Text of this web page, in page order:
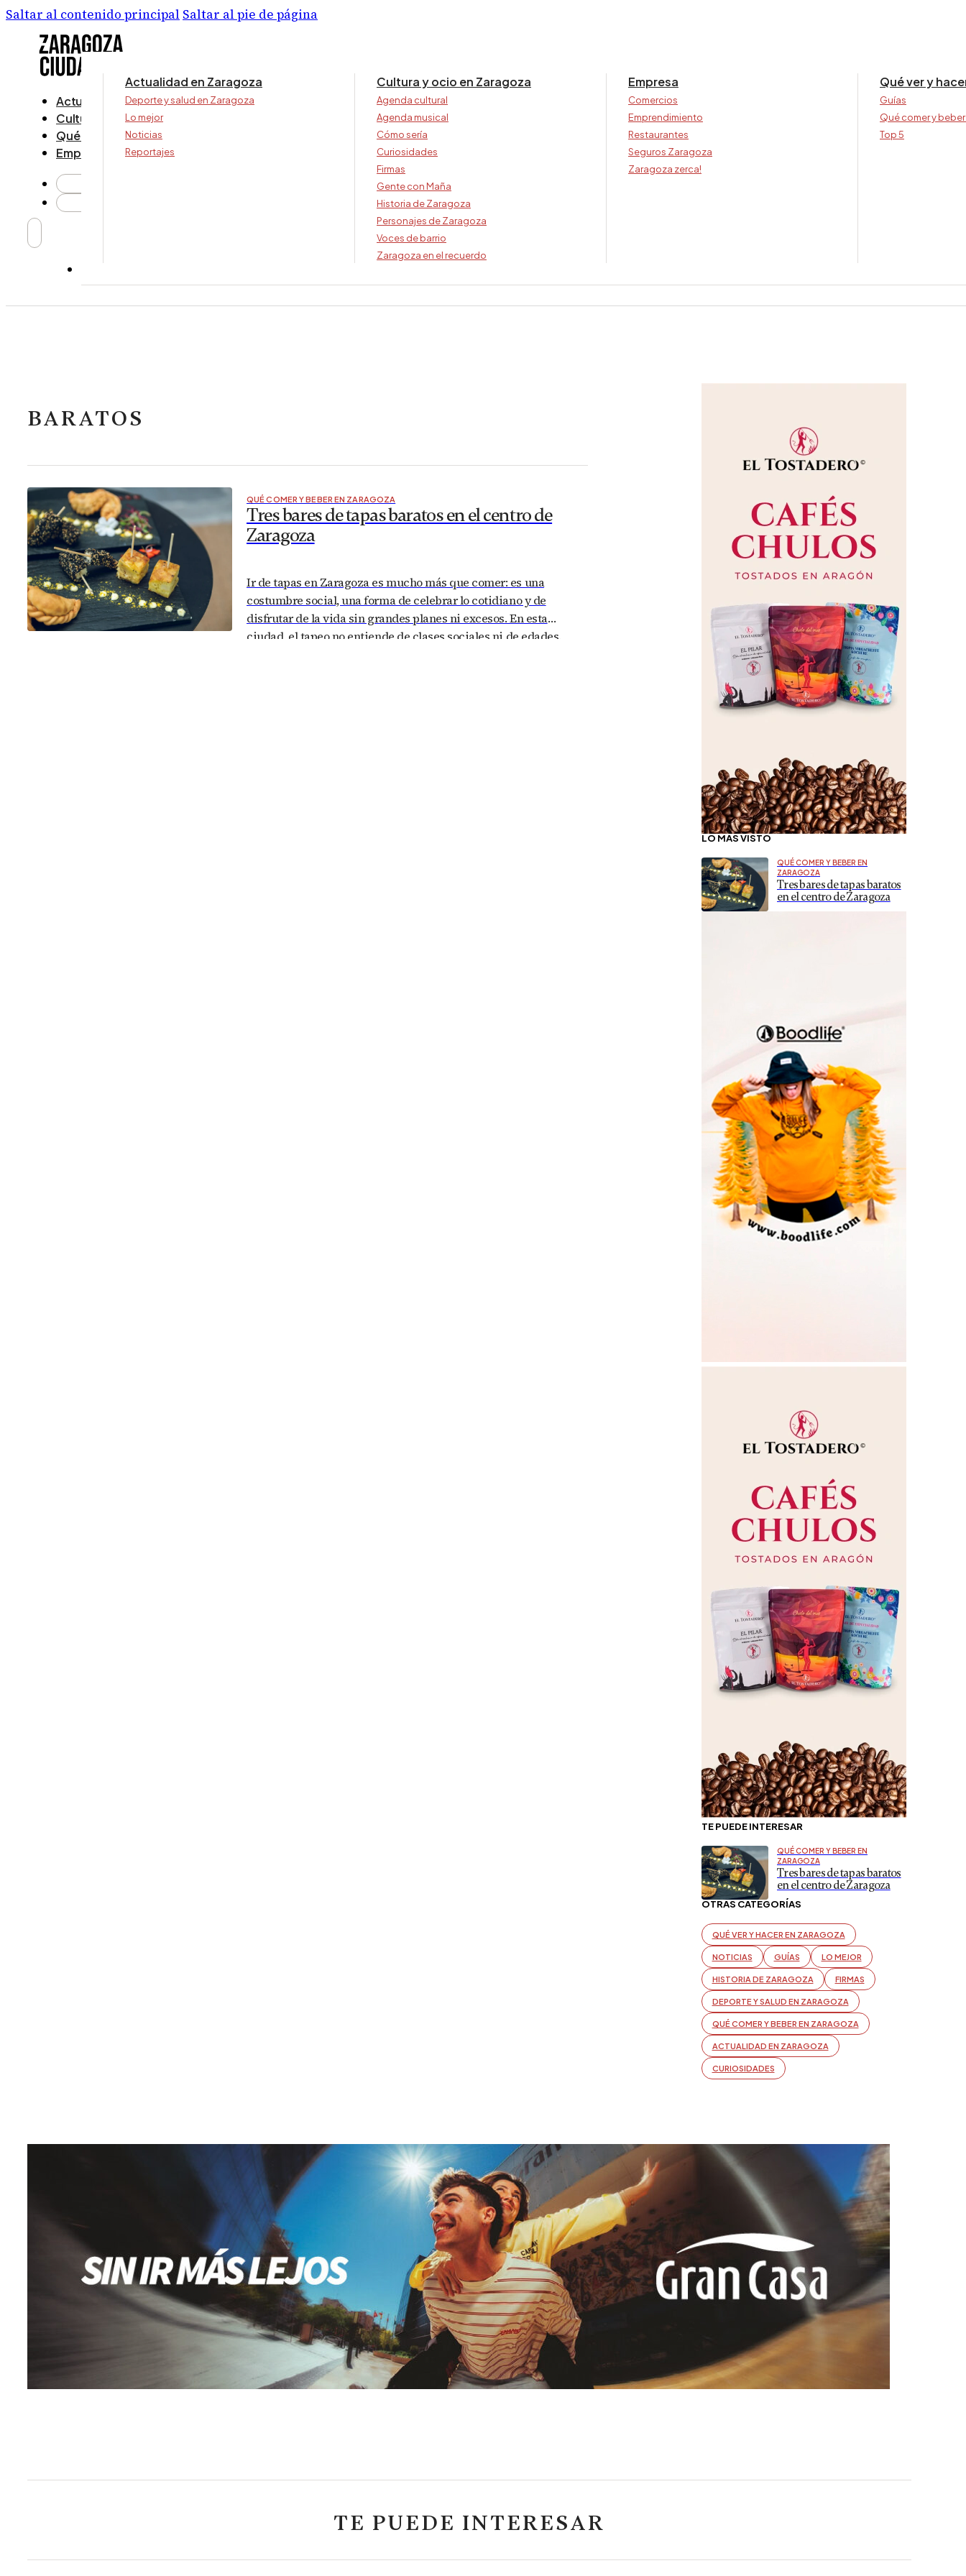
Saltar al contenido principal Saltar al pie de página
Actualidad
Cultura y ocio
Qué ver y hacer
Empresa
Actualidad en Zaragoza
Deporte y salud en Zaragoza
Lo mejor
Noticias
Reportajes
Cultura y ocio en Zaragoza
Agenda cultural
Agenda musical
Cómo sería
Curiosidades
Firmas
Gente con Maña
Historia de Zaragoza
Personajes de Zaragoza
Voces de barrio
Zaragoza en el recuerdo
Empresa
Comercios
Emprendimiento
Restaurantes
Seguros Zaragoza
Zaragoza zerca!
Qué ver y
Guías
Qué comer y
Top 5
BARATOS
QUÉ COMER Y BEBER EN ZARAGOZA
Tres bares de tapas baratos en el centro de
Zaragoza
Ir de tapas en Zaragoza es mucho más que comer: es una
costumbre social, una forma de celebrar lo cotidiano y de
disfrutar de la vida sin grandes planes ni excesos. En esta
ciudad, el tapeo no entiende de clases sociales ni de edades.
LO MÁS VISTO
QUÉ COMER Y BEBER EN
ZARAGOZA
Tres bares de tapas baratos
en el centro de Zaragoza
TE PUEDE INTERESAR
QUÉ COMER Y BEBER EN
ZARAGOZA
Tres bares de tapas baratos
en el centro de Zaragoza
OTRAS CATEGORÍAS
QUÉ VER Y HACER EN ZARAGOZA
NOTICIAS GUÍAS LO MEJOR
HISTORIA DE ZARAGOZA FIRMAS
DEPORTE Y SALUD EN ZARAGOZA
QUÉ COMER Y BEBER EN ZARAGOZA
ACTUALIDAD EN ZARAGOZA
CURIOSIDADES
TE PUEDE INTERESAR